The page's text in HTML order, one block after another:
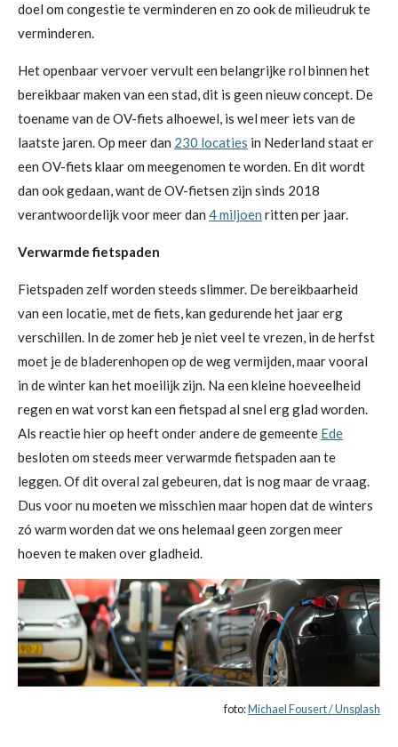
doel om congestie te verminderen en zo ook de milieudruk te
verminderen.
Het openbaar vervoer vervult een belangrijke rol binnen het
bereikbaar maken van een stad, dit is geen nieuw concept. De
toename van de OV-fiets alhoewel, is wel meer iets van de
laatste jaren. Op meer dan 230 locaties in Nederland staat er
een OV-fiets klaar om meegenomen te worden. En dit wordt
dan ook gedaan, want de OV-fietsen zijn sinds 2018
verantwoordelijk voor meer dan 4 miljoen ritten per jaar.
Verwarmde fietspaden
Fietspaden zelf worden steeds slimmer. De bereikbaarheid
van een locatie, met de fiets, kan gedurende het jaar erg
verschillen. In de zomer heb je niet veel te vrezen, in de herfst
moet je de bladerenhopen op de weg vermijden, maar vooral
in de winter kan het moeilijk zijn. Na een kleine hoeveelheid
regen en wat vorst kan een fietspad al snel erg glad worden.
Als reactie hier op heeft onder andere de gemeente Ede
besloten om steeds meer verwarmde fietspaden aan te
leggen. Of dit overal zal gebeuren, dat is nog maar de vraag.
Dus voor nu moeten we misschien maar hopen dat de winters
zó warm worden dat we ons helemaal geen zorgen meer
hoeven te maken over gladheid.
foto:Michael Fousert/ Unsplash